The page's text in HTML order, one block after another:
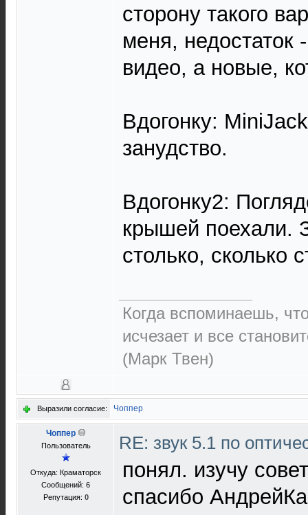
сторону такого
меня,
видео, а новые,
Вдогонку:
занудство.
Вдогонку2:
крышей поехали.
столько, сколько
Когда вспоминаешь,
исчезает и все
(Марк Твен)
Выразили согласие: Чоппер
Чоппер
Пользователь
Откуда: Краматорск
Сообщений: 6
Репутация: 0
RE: звук 5.1 по
понял. изучу
спасибо